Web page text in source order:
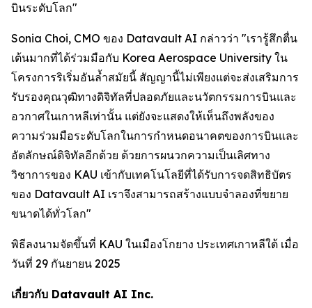
บินระดับโลก"
Sonia Choi, CMO ของ Datavault AI กล่าวว่า "เรารู้สึกตื่น
เต้นมากที่ได้ร่วมมือกับ Korea Aerospace University ใน
โครงการริเริ่มอันล้ำสมัยนี้ สัญญานี้ไม่เพียงแต่จะส่งเสริมการ
รับรองคุณวุฒิทางดิจิทัลที่ปลอดภัยและนวัตกรรมการบินและ
อวกาศในเกาหลีเท่านั้น แต่ยังจะแสดงให้เห็นถึงพลังของ
ความร่วมมือระดับโลกในการกำหนดอนาคตของการบินและ
อัตลักษณ์ดิจิทัลอีกด้วย ด้วยการผนวกความเป็นเลิศทาง
วิชาการของ KAU เข้ากับเทคโนโลยีที่ได้รับการจดสิทธิบัตร
ของ Datavault AI เราจึงสามารถสร้างแบบจำลองที่ขยาย
ขนาดได้ทั่วโลก"
พิธีลงนามจัดขึ้นที่ KAU ในเมืองโกยาง ประเทศเกาหลีใต้ เมื่อ
วันที่ 29 กันยายน 2025
เกี่ยวกับ Datavault AI Inc.